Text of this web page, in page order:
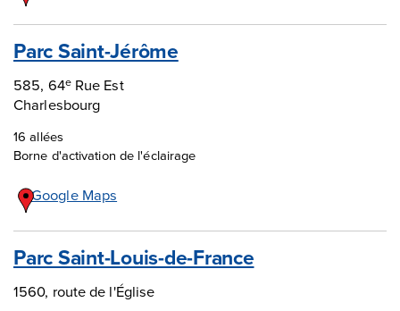
Parc Saint-Jérôme
585, 64eRue Est
Charlesbourg
16 allées
Borne d'activation de l'éclairage
Google Maps
Parc Saint-Louis-de-France
1560, route de l'Église